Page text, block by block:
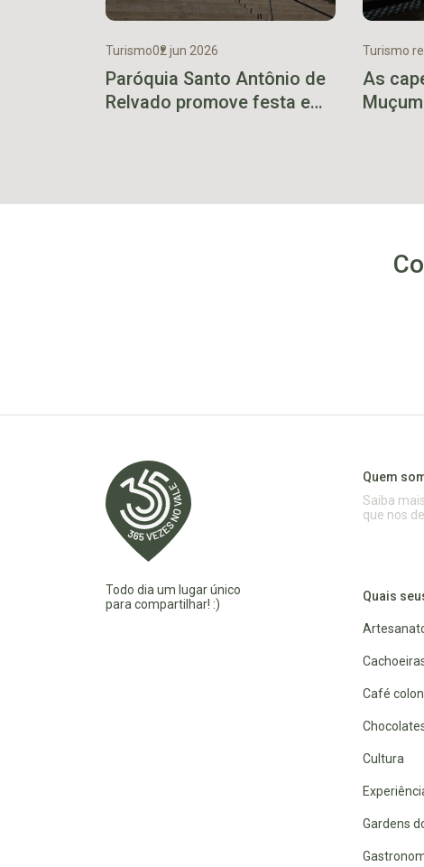
Turismo02 jun 2026
Paróquia Santo Antônio de
Relvado promove festa em
Turismo
As
Todo dia um lugar único
para compartilhar! :)
Quem
Saiba
que nos
Quais
Café
Cultura
Gardens